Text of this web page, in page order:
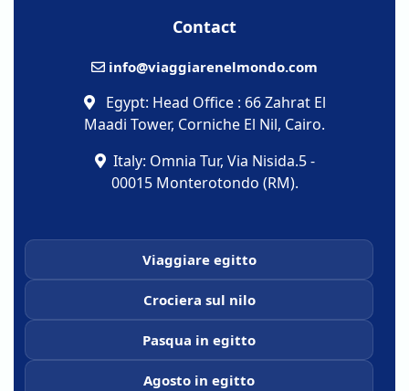
Contact
info@viaggiarenelmondo.com
Egypt: Head Office : 66 Zahrat El
Maadi Tower, Corniche El Nil, Cairo.
Italy: Omnia Tur, Via Nisida.5 -
00015 Monterotondo (RM).
Viaggiare egitto
Crociera sul nilo
Pasqua in egitto
Agosto in egitto